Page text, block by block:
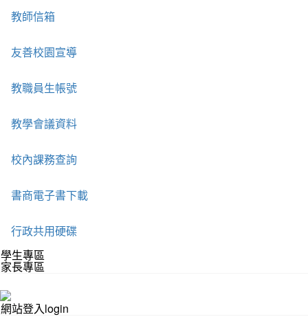
教師信箱
友善校園宣導
教職員生帳號
教學會議資料
校內課務查詢
書商電子書下載
行政共用硬碟
學生專區
家長專區
網站登入login